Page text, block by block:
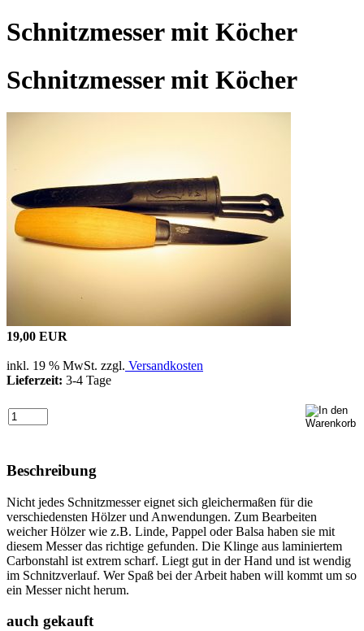
Schnitzmesser mit Köcher
Schnitzmesser mit Köcher
19,00 EUR
inkl. 19 % MwSt. zzgl. Versandkosten
Lieferzeit: 3-4 Tage
Beschreibung
Nicht jedes Schnitzmesser eignet sich gleichermaßen für die
verschiedensten Hölzer und Anwendungen. Zum Bearbeiten
weicher Hölzer wie z.B. Linde, Pappel oder Balsa haben sie mit
diesem Messer das richtige gefunden. Die Klinge aus laminiertem
Carbonstahl ist extrem scharf. Liegt gut in der Hand und ist wendig
im Schnitzverlauf. Wer Spaß bei der Arbeit haben will kommt um so
ein Messer nicht herum.
auch gekauft